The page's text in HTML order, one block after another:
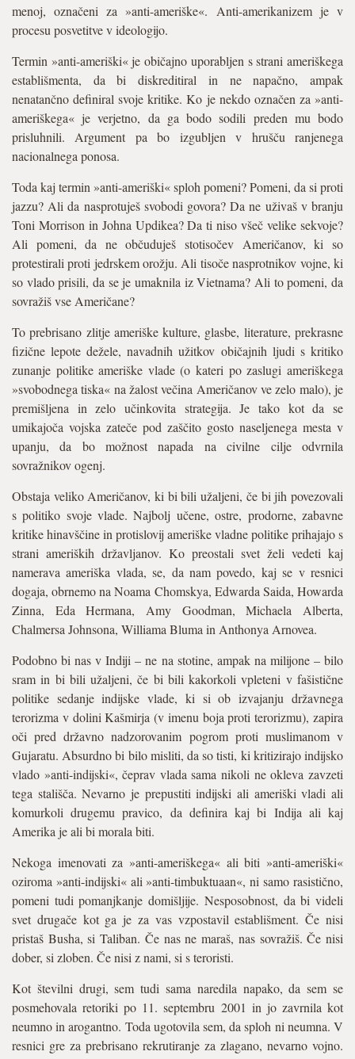
menoj, označeni za »anti-ameriške«. Anti-amerikanizem je v
procesu posvetitve v ideologijo.
Termin »anti-ameriški« je običajno uporabljen s strani ameriškega
establišmenta, da bi diskreditiral in ne napačno, ampak
nenatančno definiral svoje kritike. Ko je nekdo označen za »anti-
ameriškega« je verjetno, da ga bodo sodili preden mu bodo
prisluhnili. Argument pa bo izgubljen v hrušču ranjenega
nacionalnega ponosa.
Toda kaj termin »anti-ameriški« sploh pomeni? Pomeni, da si proti
jazzu? Ali da nasprotuješ svobodi govora? Da ne uživaš v branju
Toni Morrison in Johna Updikea? Da ti niso všeč velike sekvoje?
Ali pomeni, da ne občuduješ stotisočev Američanov, ki so
protestirali proti jedrskem orožju. Ali tisoče nasprotnikov vojne, ki
so vlado prisili, da se je umaknila iz Vietnama? Ali to pomeni, da
sovražiš vse Američane?
To prebrisano zlitje ameriške kulture, glasbe, literature, prekrasne
fizične lepote dežele, navadnih užitkov običajnih ljudi s kritiko
zunanje politike ameriške vlade (o kateri po zaslugi ameriškega
»svobodnega tiska« na žalost večina Američanov ve zelo malo), je
premišljena in zelo učinkovita strategija. Je tako kot da se
umikajoča vojska zateče pod zaščito gosto naseljenega mesta v
upanju, da bo možnost napada na civilne cilje odvrnila
sovražnikov ogenj.
Obstaja veliko Američanov, ki bi bili užaljeni, če bi jih povezovali
s politiko svoje vlade. Najbolj učene, ostre, prodorne, zabavne
kritike hinavščine in protislovij ameriške vladne politike prihajajo s
strani ameriških državljanov. Ko preostali svet želi vedeti kaj
namerava ameriška vlada, se, da nam povedo, kaj se v resnici
dogaja, obrnemo na Noama Chomskya, Edwarda Saida, Howarda
Zinna, Eda Hermana, Amy Goodman, Michaela Alberta,
Chalmersa Johnsona, Williama Bluma in Anthonya Arnovea.
Podobno bi nas v Indiji – ne na stotine, ampak na milijone – bilo
sram in bi bili užaljeni, če bi bili kakorkoli vpleteni v fašistične
politike sedanje indijske vlade, ki si ob izvajanju državnega
terorizma v dolini Kašmirja (v imenu boja proti terorizmu), zapira
oči pred državno nadzorovanim pogrom proti muslimanom v
Gujaratu. Absurdno bi bilo misliti, da so tisti, ki kritizirajo indijsko
vlado »anti-indijski«, čeprav vlada sama nikoli ne okleva zavzeti
tega stališča. Nevarno je prepustiti indijski ali ameriški vladi ali
komurkoli drugemu pravico, da definira kaj bi Indija ali kaj
Amerika je ali bi morala biti.
Nekoga imenovati za »anti-ameriškega« ali biti »anti-ameriški«
oziroma »anti-indijski« ali »anti-timbuktuaan«, ni samo rasistično,
pomeni tudi pomanjkanje domišljije. Nesposobnost, da bi videli
svet drugače kot ga je za vas vzpostavil establišment. Če nisi
pristaš Busha, si Taliban. Če nas ne maraš, nas sovražiš. Če nisi
dober, si zloben. Če nisi z nami, si s teroristi.
Kot številni drugi, sem tudi sama naredila napako, da sem se
posmehovala retoriki po 11. septembru 2001 in jo zavrnila kot
neumno in arogantno. Toda ugotovila sem, da sploh ni neumna. V
resnici gre za prebrisano rekrutiranje za zlagano, nevarno vojno.